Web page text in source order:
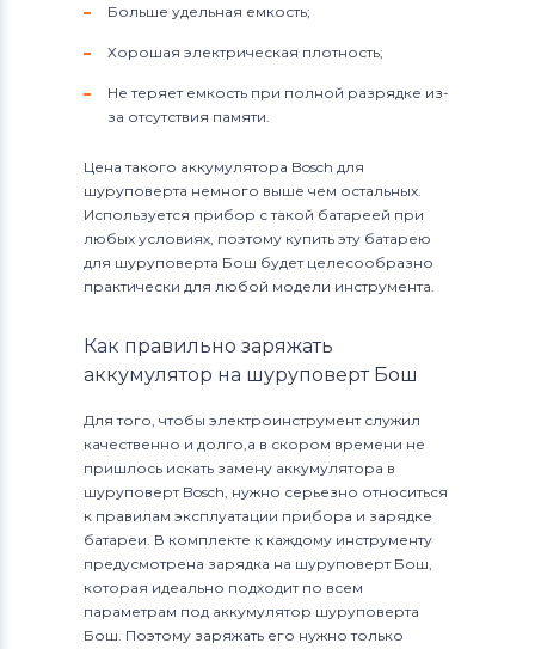
Больше удельная емкость;
Хорошая электрическая плотность;
Не теряет емкость при полной разрядке из-
за отсутствия памяти.
Цена такого аккумулятора Bosch для
шуруповерта немного выше чем остальных.
Используется прибор с такой батареей при
любых условиях, поэтому купить эту батарею
для шуруповерта Бош будет целесообразно
практически для любой модели инструмента.
Как правильно заряжать
аккумулятор на шуруповерт Бош
Для того, чтобы электроинструмент служил
качественно и долго,а в скором времени не
пришлось искать замену аккумулятора в
шуруповерт Bosch, нужно серьезно относиться
к правилам эксплуатации прибора и зарядке
батареи. В комплекте к каждому инструменту
предусмотрена зарядка на шуруповерт Бош,
которая идеально подходит по всем
параметрам под аккумулятор шуруповерта
Бош. Поэтому заряжать его нужно только